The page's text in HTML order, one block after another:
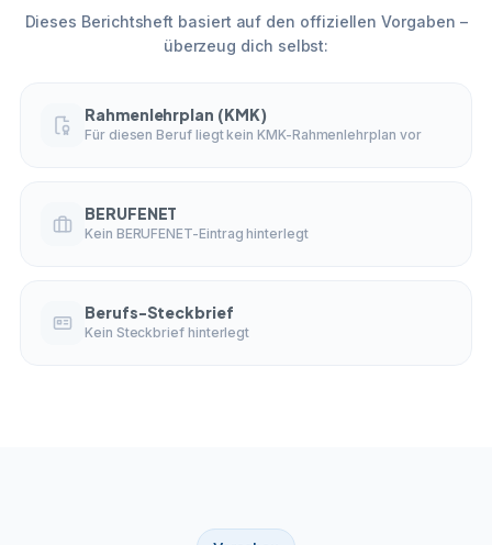
Dieses Berichtsheft basiert auf den offiziellen Vorgaben –
überzeug dich selbst:
Rahmenlehrplan (KMK)
Für diesen Beruf liegt kein KMK-Rahmenlehrplan vor
BERUFENET
Kein BERUFENET-Eintrag hinterlegt
Berufs-Steckbrief
Kein Steckbrief hinterlegt